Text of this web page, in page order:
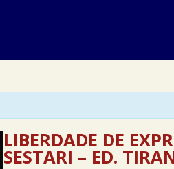
LIBERDADE DE
SESTARI – ED.